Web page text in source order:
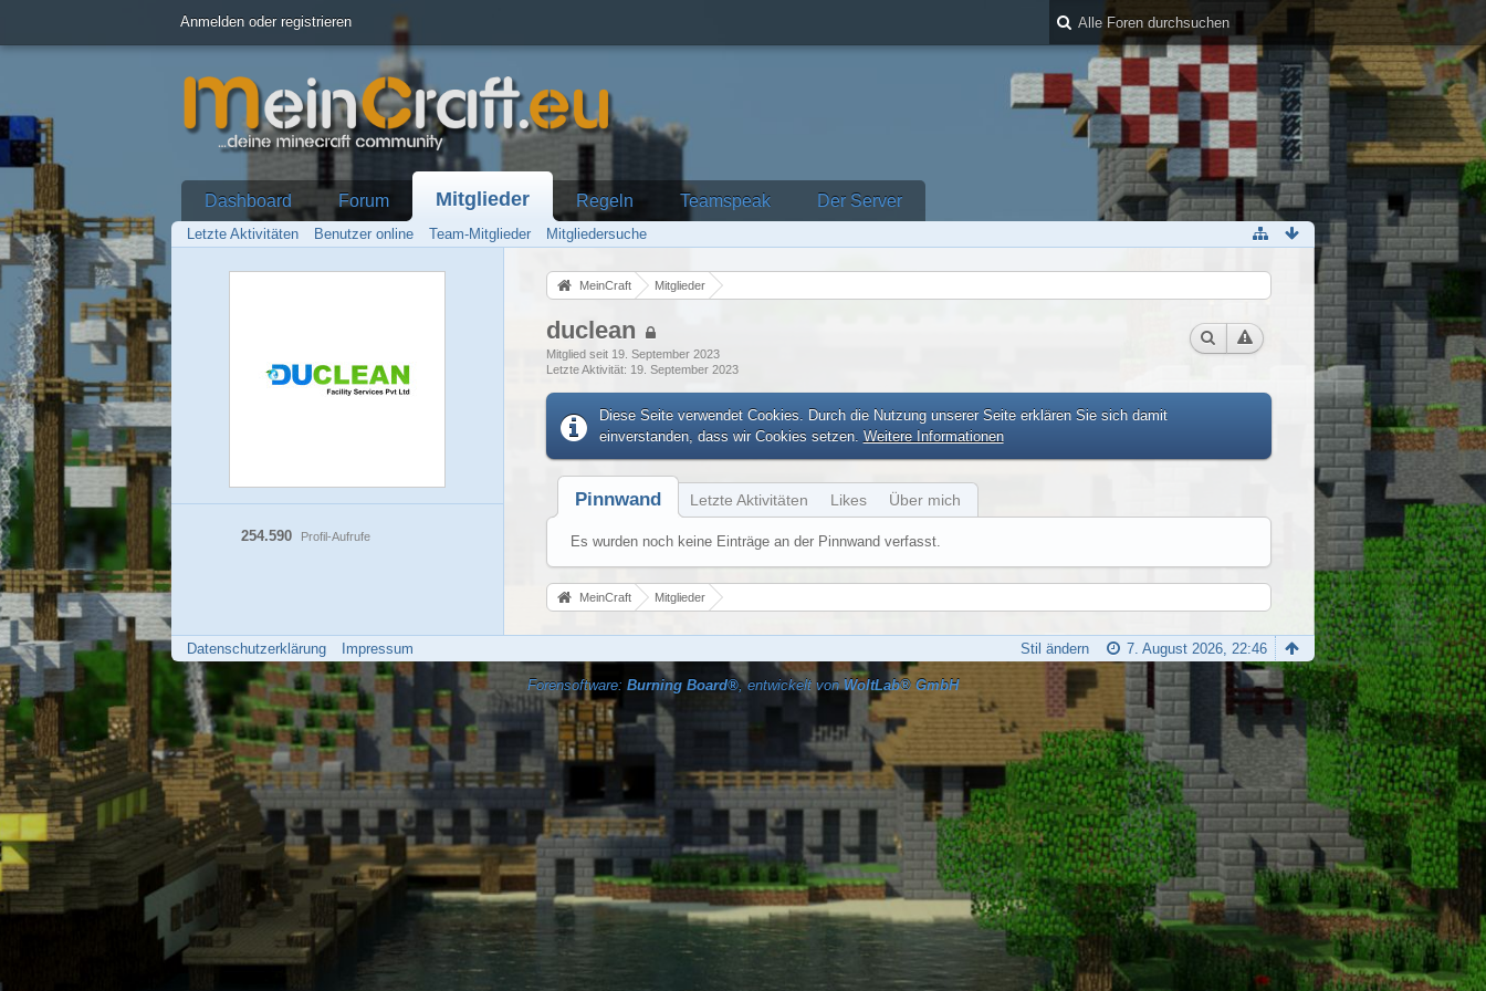
Anmelden oder registrieren
Dashboard Forum Mitglieder Regeln Teamspeak Der Server
Letzte Aktivitäten Benutzer online Team-Mitglieder Mitgliedersuche
Profil-Aufrufe
254.590
MeinCraft Mitglieder
duclean
Mitglied seit 19. September 2023
Letzte Aktivität
19. September 2023
Diese Seite verwendet Cookies. Durch die Nutzung unserer Seite erklären Sie sich damit
einverstanden, dass wir Cookies setzen. Weitere Informationen
Pinnwand Letzte Aktivitäten Likes Über mich
Es wurden noch keine Einträge an der Pinnwand verfasst.
MeinCraft Mitglieder
Datenschutzerklärung Impressum 7. August 2026, 22:46
Stil ändern
Forensoftware: Burning Board®, entwickelt von WoltLab® GmbH